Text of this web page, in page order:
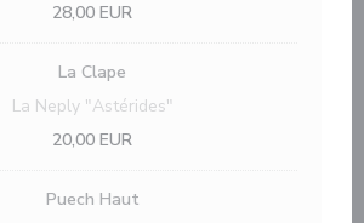
28,00 EUR
La Clape
La Neply "Astérides"
20,00 EUR
Puech Haut